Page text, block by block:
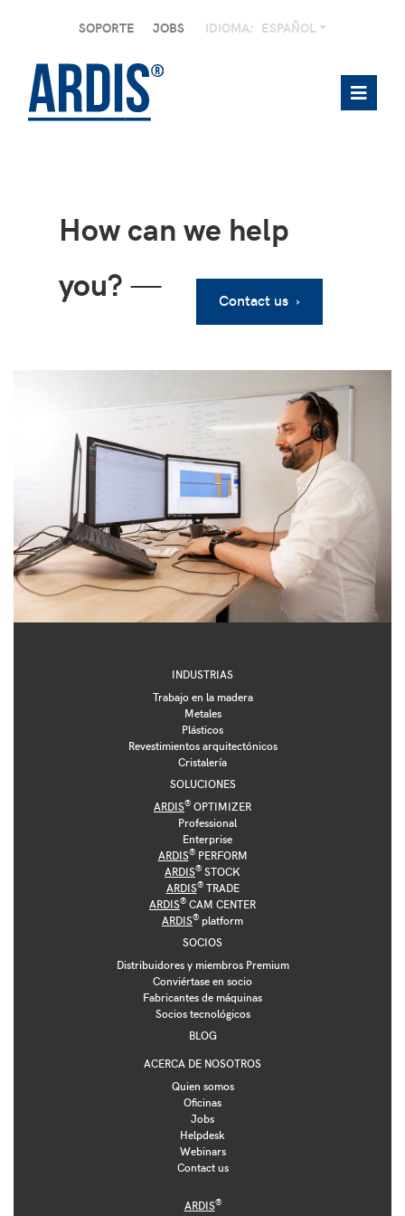
SOPORTE JOBS IDIOMA: ESPAÑOL
How can we help
you?— Contact us ›
INDUSTRIAS
Trabajo en la madera
Metales
Plásticos
Revestimientos arquitectónicos
Cristalería
SOLUCIONES
ARDIS® OPTIMIZER
Professional
Enterprise
ARDIS®PERFORM
ARDIS® STOCK
ARDIS®TRADE
ARDIS® CAM CENTER
ARDIS® platform
SOCIOS
Distribuidores y miembros Premium
Conviértase en socio
Fabricantes de máquinas
Socios tecnológicos
BLOG
ACERCA DE NOSOTROS
Quien somos
Oficinas
Jobs
Helpdesk
Webinars
Contact us
ARDIS®